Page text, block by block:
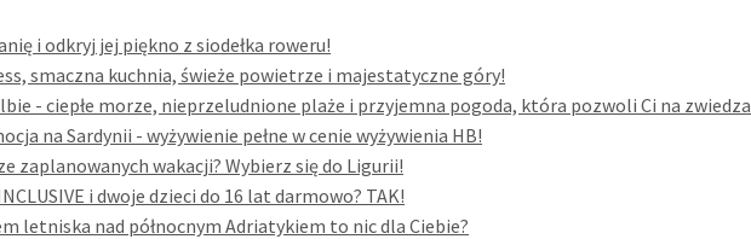
i odkryj jej piękno z siodełka roweru!
smaczna kuchnia, świeże powietrze i majestatyczne góry!
- ciepłe morze, nieprzeludnione plaże i przyjemna pogoda, która pozwoli Ci na
na Sardynii - wyżywienie pełne w cenie wyżywienia HB!
zaplanowanych wakacji? Wybierz się do Ligurii!
i dwoje dzieci do 16 lat darmowo? TAK!
letniska nad północnym Adriatykiem to nic dla Ciebie?